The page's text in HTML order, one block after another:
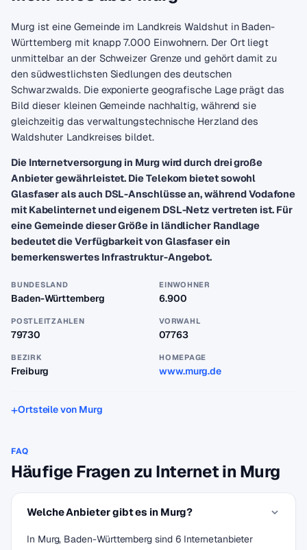
Murg ist eine Gemeinde im Landkreis Waldshut in Baden-
Württemberg mit knapp 7.000 Einwohnern. Der Ort liegt
unmittelbar an der Schweizer Grenze und gehört damit zu
den südwestlichsten Siedlungen des deutschen
Schwarzwalds. Die exponierte geografische Lage prägt das
Bild dieser kleinen Gemeinde nachhaltig, während sie
gleichzeitig das verwaltungstechnische Herzland des
Waldshuter Landkreises bildet.
Die Internetversorgung in Murg wird durch drei große
Anbieter gewährleistet. Die Telekom bietet sowohl
Glasfaser als auch DSL-Anschlüsse an, während Vodafone
mit Kabelinternet und eigenem DSL-Netz vertreten ist. Für
eine Gemeinde dieser Größe in ländlicher Randlage
bedeutet die Verfügbarkeit von Glasfaser ein
bemerkenswertes Infrastruktur-Angebot.
BUNDESLAND
Baden-Württemberg
EINWOHNER
6.900
POSTLEITZAHLEN
79730
VORWAHL
07763
BEZIRK
Freiburg
HOMEPAGE
www.murg.de
Ortsteile von Murg
FAQ
Häufige Fragen zu Internet in Murg
Welche Anbieter gibt es in Murg?
In Murg, Baden-Württemberg sind 6 Internetanbieter